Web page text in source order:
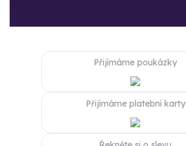
Přijímáme poukázky
Přijímáme platební karty